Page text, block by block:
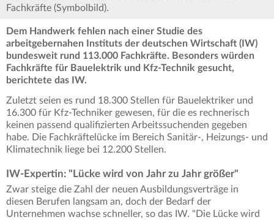
Fachkräfte (Symbolbild).
Dem Handwerk fehlen nach einer Studie des
arbeitgebernahen Instituts der deutschen Wirtschaft (IW)
bundesweit rund 113.000 Fachkräfte. Besonders würden
Fachkräfte für Bauelektrik und Kfz-Technik gesucht,
berichtete das IW.
Zuletzt seien es rund 18.300 Stellen für Bauelektriker und
16.300 für Kfz-Techniker gewesen, für die es rechnerisch
keinen passend qualifizierten Arbeitssuchenden gegeben
habe. Die Fachkräftelücke im Bereich Sanitär-, Heizungs- und
Klimatechnik liege bei 12.200 Stellen.
IW-Expertin: "Lücke wird von Jahr zu Jahr größer"
Zwar steige die Zahl der neuen Ausbildungsverträge in
diesen Berufen langsam an, doch der Bedarf der
Unternehmen wachse schneller, so das IW. "Die Lücke wird